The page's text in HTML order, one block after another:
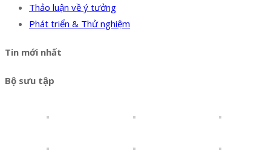
Thảo luận về ý tưởng
Phát triển & Thử nghiệm
Tin mới nhất
Bộ sưu tập